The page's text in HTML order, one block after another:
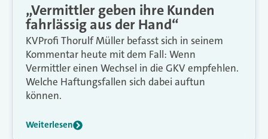
„Vermittler geben ihre Kunden
fahrlässig aus der Hand“
KVProfi Thorulf Müller befasst sich in seinem
Kommentar heute mit dem Fall: Wenn
Vermittler einen Wechsel in die GKV empfehlen.
Welche Haftungsfallen sich dabei auftun
können.
Weiterlesen